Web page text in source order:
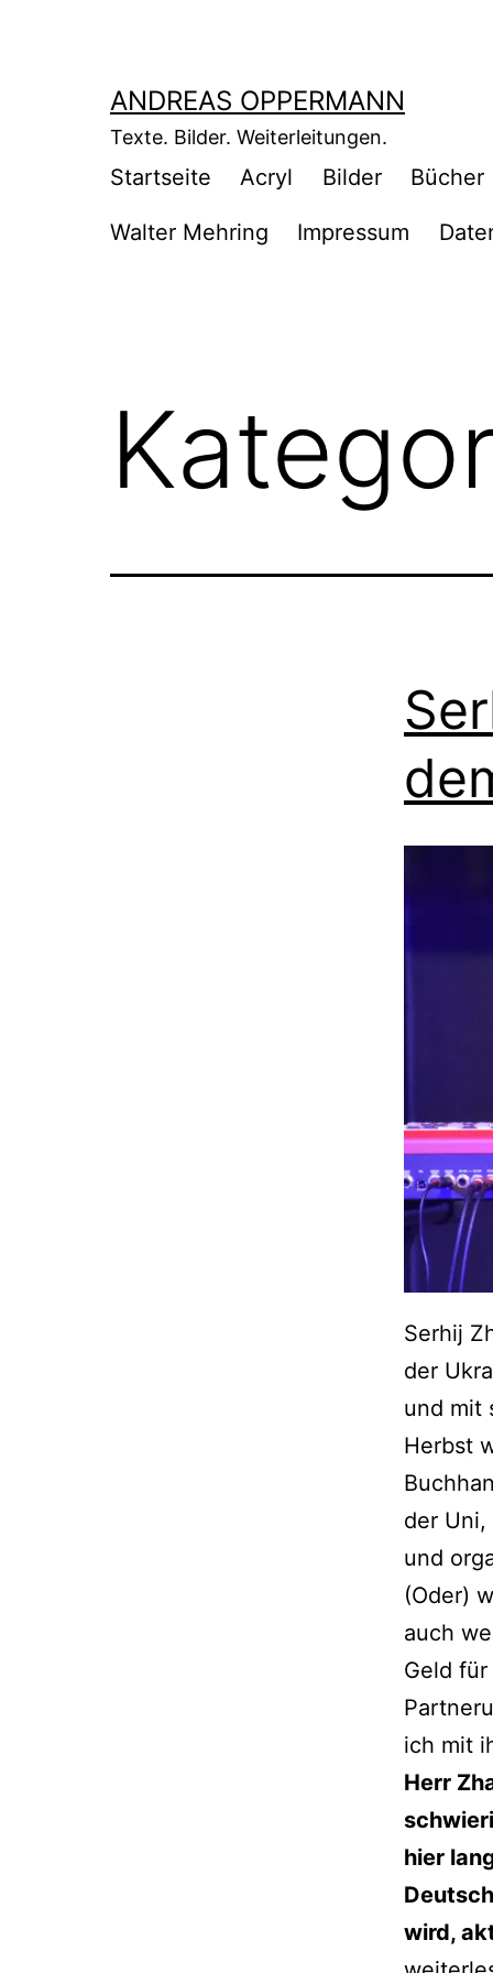
ANDREAS OPPERMANN
Texte. Bilder. Weiterleitungen.
Startseite Acryl Bilder Bücher
Walter Mehring Impressum
Serhij
der
und mit
Herbst
der
und
(Oder)
auch
Geld
ich mit
Herr
hier
wird,